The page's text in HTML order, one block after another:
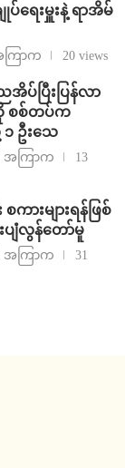
ရေးမှူးနဲ့ ရာအိမ်
ကြာက 20 views
အိပ်ပြီးပြန်လာ
စစ်တပ်က
ဦးသေ
အကြာက
13
စကားများရန်ဖြစ်
ပျံလွန်တော်မူ
အကြာက
31